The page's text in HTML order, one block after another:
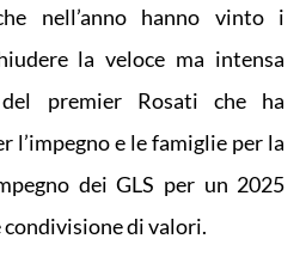
nell’anno hanno vinto i
la veloce ma intensa
premier Rosati che ha
l’impegno e le famiglie per la
dei GLS per un 2025
di valori.